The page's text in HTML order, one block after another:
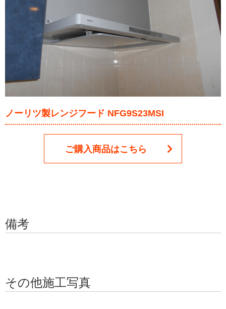
ノーリツ製レンジフード NFG9S23MSI
ご購入商品はこちら
備考
その他施工写真